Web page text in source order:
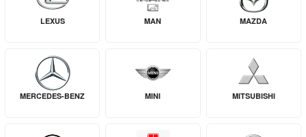
LEXUS MAN MAZDA
MERCEDES-BENZ MINI MITSUBISHI